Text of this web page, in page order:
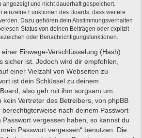
angezeigt und nicht dauerhaft gespeichert.
einzelne Funktionen des Boards, dass weitere
Dazu gehören dein Abstimmungsverhalten
Status von deinen Beiträgen oder explizit
oder Benachrichtigungsfunktionen.
Einwege-Verschlüsselung (Hash)
sicher ist. Jedoch wird dir empfohlen,
einer Vielzahl von Webseiten zu
ist dein Schlüssel zu deinem
also geh mit ihm sorgsam um.
kein Vertreter des Betreibers, von phpBB
nach deinem Passwort
vergessen haben, so kannst du
Passwort vergessen“ benutzen. Die